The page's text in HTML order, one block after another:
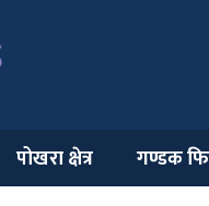
पोखरा क्षेत्र गण्डक